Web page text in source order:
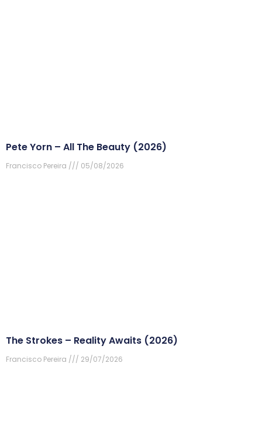
Pete Yorn – All The Beauty (2026)
Francisco Pereira 05/08/2026
The Strokes – Reality Awaits (2026)
Francisco Pereira 29/07/2026